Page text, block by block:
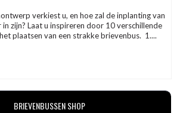
verkiest u, en hoe zal de inplanting van
zijn? Laat u inspireren door 10 verschillende
plaatsen van een strakke brievenbus. 1....
BRIEVENBUSSEN SHOP